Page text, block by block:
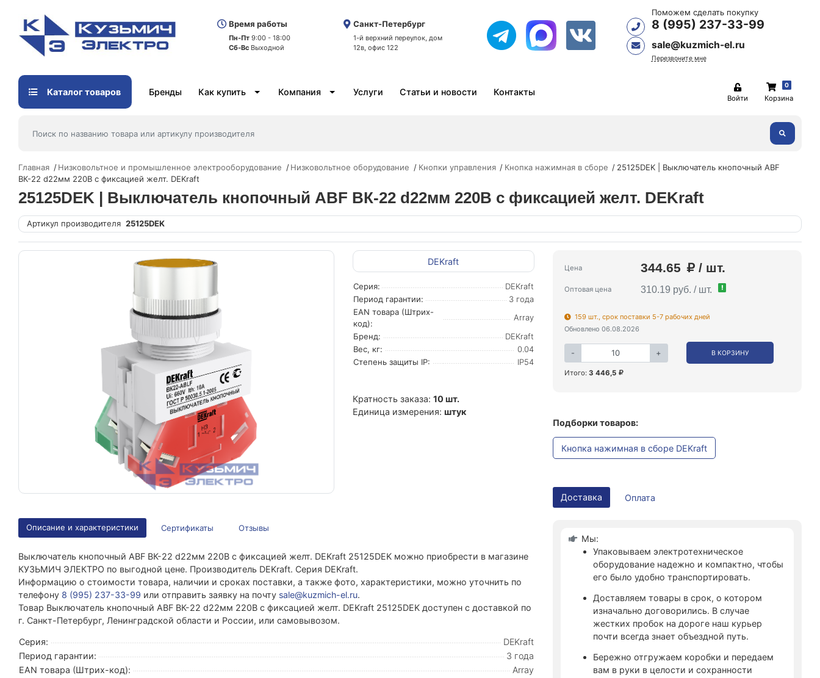
Время работы
Пн-Пт 9:00 - 18:00
Сб-Вс Выходной
Санкт-Петербург
1-й верхний переулок, дом
12в, офис 122
Поможем сделать покупку
8 (995) 237-33-99
sale@kuzmich-el.ru
Перезвоните мне
Каталог товаров Бренды Как купить Компания Услуги Статьи и новости Контакты
Войти
0
Корзина
Главная Низковольтное и промышленное электрооборудование Низковольтное оборудование Кнопки управления Кнопка нажимная в сборе
25125DEK | Выключатель кнопочный ABF
ВК-22 d22мм 220В с фиксацией желт. DEKraft
25125DEK | Выключатель кнопочный ABF ВК-22 d22мм 220В с фиксацией желт. DEKraft
Артикул производителя 25125DEK
DEKraft
Серия:
DEKraft
Период гарантии:
3 года
EAN товара (Штрих-
код):
Array
Бренд:
DEKraft
Вес, кг:
0.04
Степень защиты IP:
IP54
Кратность заказа: 10 шт.
Единица измерения: штук
Цена 344.65 / шт.
Оптовая цена 310.19 руб. / шт. !
159 шт., срок поставки 5-7 рабочих дней
Обновлено 06.08.2026
- + В КОРЗИНУ
Итого: 3 446,5
Подборки товаров:
Кнопка нажимная в сборе DEKraft
Доставка Оплата
Мы:
Упаковываем электротехническое
оборудование надежно и компактно, чтобы
его было удобно транспортировать.
Доставляем товары в срок, о котором
изначально договорились. В случае
жестких пробок на дороге наш курьер
почти всегда знает объездной путь.
Бережно отгружаем коробки и передаем
вам в руки в целости и сохранности
Описание и характеристики Сертификаты Отзывы
Выключатель кнопочный ABF ВК-22 d22мм 220В с фиксацией желт. DEKraft 25125DEK можно приобрести в магазине
КУЗЬМИЧ ЭЛЕКТРО по выгодной цене. Производитель DEKraft. Серия DEKraft.
Информацию о стоимости товара, наличии и сроках поставки, а также фото, характеристики, можно уточнить по
телефону 8 (995) 237-33-99 или отправить заявку на почту sale@kuzmich-el.ru.
Товар Выключатель кнопочный ABF ВК-22 d22мм 220В с фиксацией желт. DEKraft 25125DEK доступен с доставкой по
г. Санкт-Петербург, Ленинградской области и России, или самовывозом.
Серия:
DEKraft
Период гарантии:
3 года
EAN товара (Штрих-код):
Array